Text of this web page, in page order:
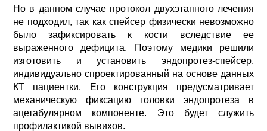
Но в данном случае протокол двухэтапного лечения
не подходил, так как спейсер физически невозможно
было зафиксировать к кости вследствие ее
выраженного дефицита. Поэтому медики решили
изготовить и установить эндопротез-спейсер,
индивидуально спроектированный на основе данных
КТ пациентки. Его конструкция предусматривает
механическую фиксацию головки эндопротеза в
ацетабулярном компоненте. Это будет служить
профилактикой вывихов.